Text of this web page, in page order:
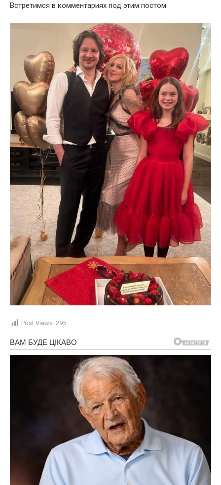
Встретимся в комментариях под этим постом.
Post Views: 295